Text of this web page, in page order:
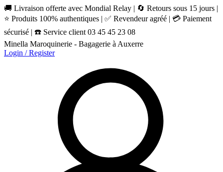
🚚 Livraison offerte avec Mondial Relay | 🔄 Retours sous 15 jours |
⭐ Produits 100% authentiques | ✅ Revendeur agréé | 💳 Paiement
sécurisé | ☎️ Service client 03 45 45 23 08
Minella Maroquinerie - Bagagerie à Auxerre
Login / Register